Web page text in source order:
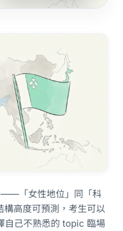
——「女性地位」同「科
高度可預測，考生可以
自己不熟悉的 topic 臨場